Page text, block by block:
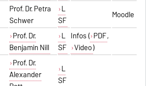
Prof. Dr. Petra
Schwer
L
SF
Moodle
Prof. Dr.
Benjamin Nill
L
SF
Infos ( PDF,
Video)
Prof. Dr.
Alexander
L
SF